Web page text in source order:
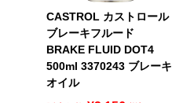
CASTROL カストロール
ブレーキフルード
BRAKE FLUID DOT4
500ml 3370243 ブレーキ
オイル